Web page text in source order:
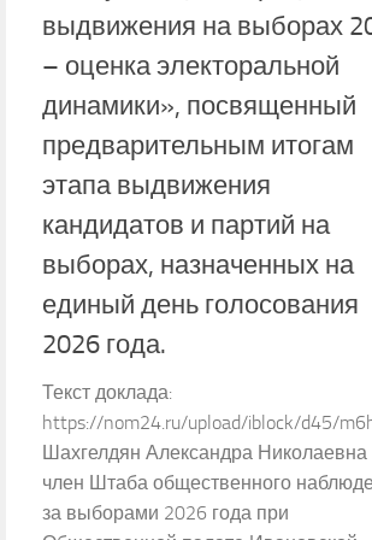
выдвижения на выборах
– оценка электоральной
динамики», посвященный
предварительным итогам
этапа выдвижения
кандидатов и партий на
выборах, назначенных на
единый день голосования
2026 года.
Текст доклада:
https://nom24.ru/upload/iblock/d45/
Шахгелдян Александра Николаевна
член Штаба общественного
за выборами 2026 года при